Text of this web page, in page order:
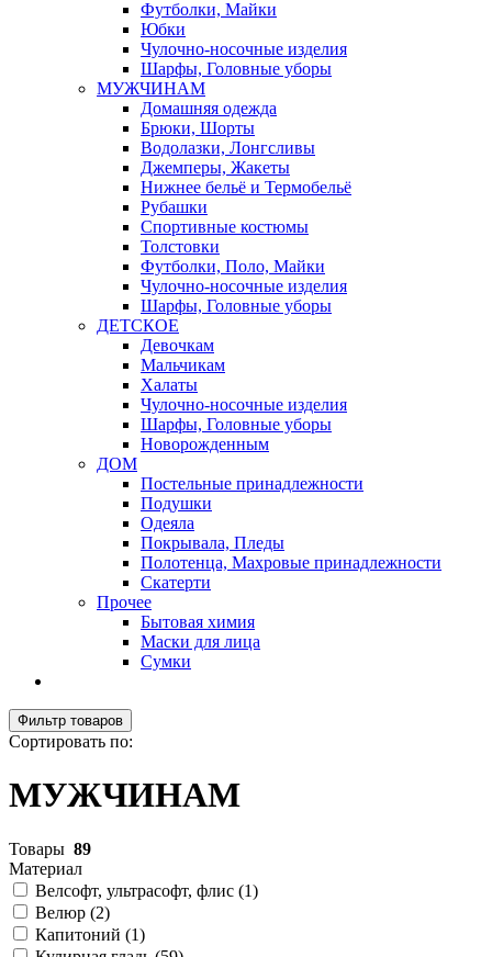
Футболки, Майки
Юбки
Чулочно-носочные изделия
Шарфы, Головные уборы
МУЖЧИНАМ
Домашняя одежда
Брюки, Шорты
Водолазки, Лонгсливы
Джемперы, Жакеты
Нижнее бельё и Термобельё
Рубашки
Спортивные костюмы
Толстовки
Футболки, Поло, Майки
Чулочно-носочные изделия
Шарфы, Головные уборы
ДЕТСКОЕ
Девочкам
Мальчикам
Халаты
Чулочно-носочные изделия
Шарфы, Головные уборы
Новорожденным
ДОМ
Постельные принадлежности
Подушки
Одеяла
Покрывала, Пледы
Полотенца, Махровые принадлежности
Скатерти
Прочее
Бытовая химия
Маски для лица
Сумки
Фильтр товаров
Сортировать по:
МУЖЧИНАМ
Товары 89
Материал
Велсофт, ультрасофт, флис (1)
Велюр (2)
Капитоний (1)